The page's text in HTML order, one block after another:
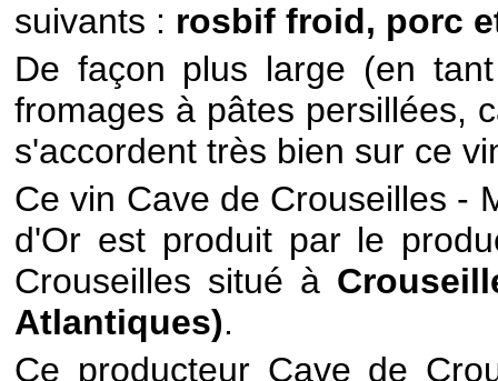
suivants : rosbif froid, porc
De façon plus large (en
fromages à pâtes persillées,
s'accordent très bien sur ce
Ce vin Cave de Crouseilles -
d'Or est produit par le
Crouseilles situé à
Atlantiques).
Ce producteur Cave de